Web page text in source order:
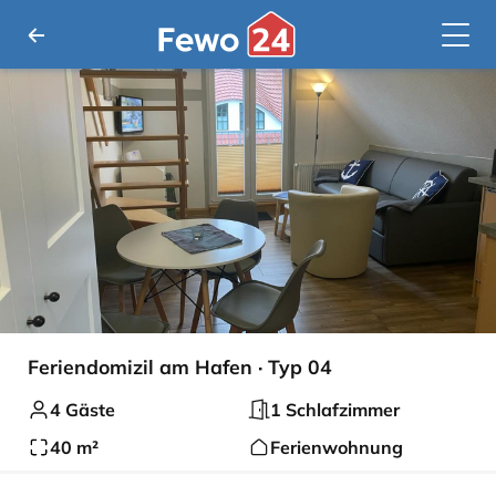
Feriendomizil am Hafen · Typ 04
4 Gäste
1 Schlafzimmer
40 m²
Ferienwohnung